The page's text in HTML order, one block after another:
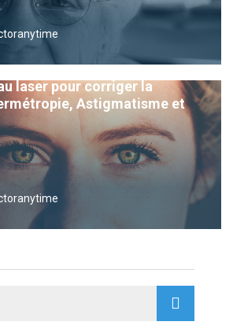
laser pour corriger la
Astigmatisme et
Search